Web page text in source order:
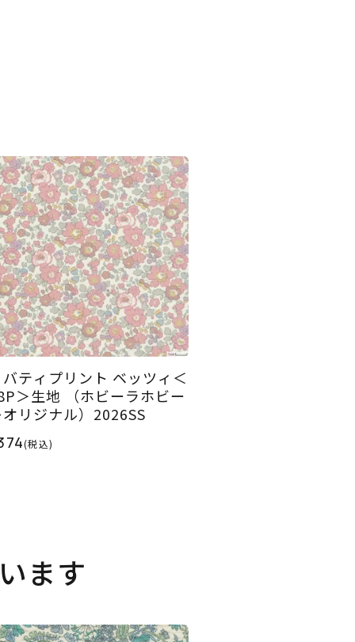
バティプリント ベッツィ＜
＞生地 （ホビーラホビー
オリジナル）2026SS
(税込)
ます